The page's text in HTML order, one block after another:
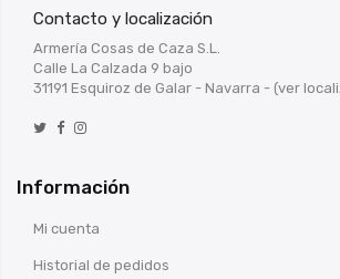
Contacto y localización
Armería Cosas de Caza S.L.
Calle La Calzada 9 bajo
31191 Esquiroz de Galar - Navarra - (ver
Información
Mi cuenta
Historial de pedidos